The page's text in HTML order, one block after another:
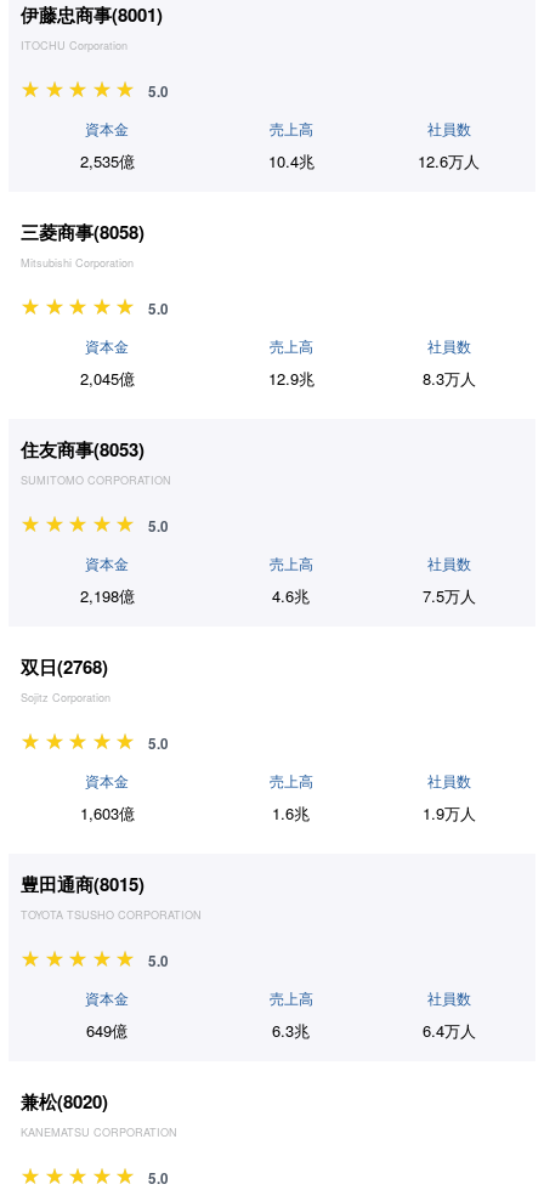
伊藤忠商事(8001)
ITOCHU Corporation
5.0
資本金
2,535億
売上高
10.4兆
社員数
12.6万人
三菱商事(8058)
Mitsubishi Corporation
5.0
資本金
2,045億
売上高
12.9兆
社員数
8.3万人
住友商事(8053)
SUMITOMO CORPORATION
5.0
資本金
2,198億
売上高
4.6兆
社員数
7.5万人
双日(2768)
Sojitz Corporation
5.0
資本金
1,603億
売上高
1.6兆
社員数
1.9万人
豊田通商(8015)
TOYOTA TSUSHO CORPORATION
5.0
資本金
649億
売上高
6.3兆
社員数
6.4万人
兼松(8020)
KANEMATSU CORPORATION
5.0